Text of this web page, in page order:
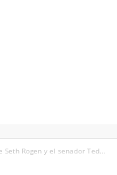
Rogen y el senador Ted...